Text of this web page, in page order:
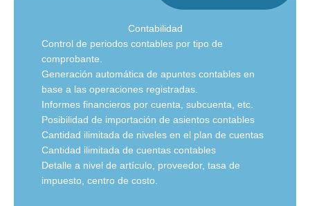
Contabilidad
Control de periodos contables por tipo de
comprobante.
Generación automática de apuntes contables en
base a las operaciones registradas.
Informes financieros por cuenta, subcuenta, etc.
Posibilidad de importación de asientos contables
Cantidad ilimitada de niveles en el plan de cuentas
Cantidad ilimitada de cuentas contables
Detalle a nivel de artículo, proveedor, tasa de
impuesto, centro de costo.